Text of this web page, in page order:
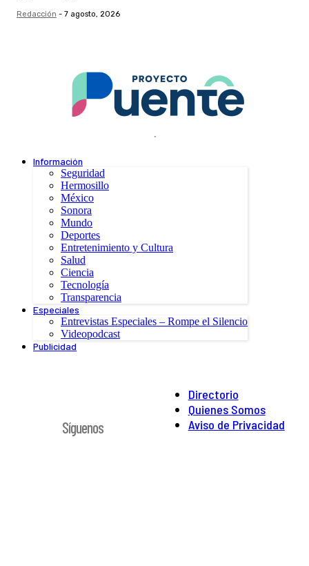
Redacción - 7 agosto, 2026
.
Información
Seguridad
Hermosillo
México
Sonora
Mundo
Deportes
Entretenimiento y Cultura
Salud
Ciencia
Tecnología
Transparencia
Especiales
Entrevistas Especiales – Rompe el Silencio
Videopodcast
Publicidad
Directorio
Quienes Somos
Aviso de Privacidad
Síguenos